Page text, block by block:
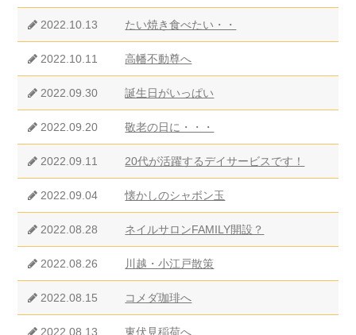
2022.10.13 たい焼き食べたい・・
2022.10.11 高幡不動尊へ
2022.09.30 誕生日がいっぱい
2022.09.20 敬老の日に・・・
2022.09.11 20代が活躍するデイサービスです！
2022.09.04 懐かしのシャボン玉
2022.08.28 ネイルサロンFAMILY開設？
2022.08.26 川越・小江戸散策
2022.08.15 コメダ珈琲へ
2022.08.13 東伏見稲荷へ